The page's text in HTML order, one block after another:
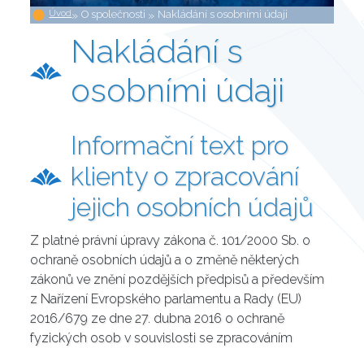
Úvod»O společnosti » Nakládání s osobními údaji
Nakládání s
osobními údaji
Informační text pro
klienty o zpracování
jejich osobních údajů
Z platné právní úpravy zákona č. 101/2000 Sb. o
ochraně osobních údajů a o změně některých
zákonů ve znění pozdějších předpisů a především
z Nařízení Evropského parlamentu a Rady (EU)
2016/679 ze dne 27. dubna 2016 o ochraně
fyzických osob v souvislosti se zpracováním